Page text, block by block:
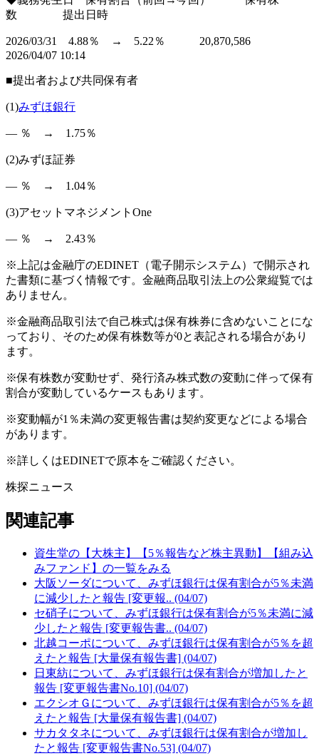
数 提出日時
2026/03/31 4.88％ → 5.22％ 20,870,586
2026/04/07 10:14
■提出者および共同保有者
(1)みずほ銀行
― ％ → 1.75％
(2)みずほ証券
― ％ → 1.04％
(3)アセットマネジメントOne
― ％ → 2.43％
※上記は金融庁のEDINET（電子開示システム）で開示され
た書類に基づく情報です。金融商品取引法上の公衆縦覧では
ありません。
※金融商品取引法で自己株式は保有株券に含めないことにな
っており、そのため保有株数等が0と表記される場合があり
ます。
※保有株数が変動せず、発行済み株式数の変動に伴って保有
割合が変動しているケースもあります。
※変動幅が1％未満の変更報告書は契約変更などによる場合
があります。
※詳しくはEDINETで原本をご確認ください。
株探ニュース
関連記事
資生堂の【大株主】【5％報告など株主異動】【組み込
みファンド】の一覧をみる
大阪ソーダについて、みずほ銀行は保有割合が5％未満
に減少したと報告 [変更報.. (04/07)
セ硝子について、みずほ銀行は保有割合が5％未満に減
少したと報告 [変更報告書.. (04/07)
北越コーポについて、みずほ銀行は保有割合が5％を超
えたと報告 [大量保有報告書] (04/07)
日東紡について、みずほ銀行は保有割合が増加したと
報告 [変更報告書No.10] (04/07)
エクシオＧについて、みずほ銀行は保有割合が5％を超
えたと報告 [大量保有報告書] (04/07)
サカタタネについて、みずほ銀行は保有割合が増加し
たと報告 [変更報告書No.53] (04/07)